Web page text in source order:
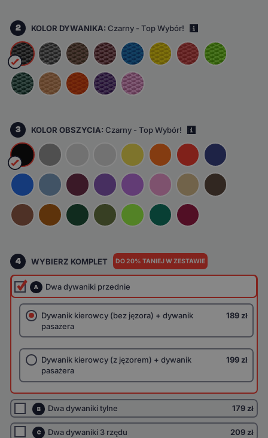
2 KOLOR DYWANIKA:Czarny - Top Wybór!
3 KOLOR OBSZYCIA:Czarny - Top Wybór!
4 WYBIERZ KOMPLET DO 20% TANIEJ W ZESTAWIE
A Dwa dywaniki przednie
Dywanik kierowcy (bez jęzora) + dywanik
pasażera
189 zł
Dywanik kierowcy (z jęzorem) + dywanik
pasażera
199 zł
B Dwa dywaniki tylne 179 zł
C Dwa dywaniki 3 rzędu 209 zł